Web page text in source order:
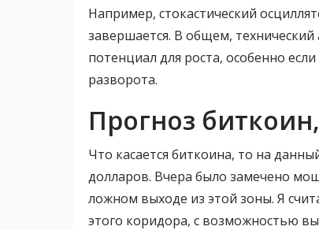
Например, стокастический
завершается. В общем,
потенциал для роста, особенно
разворота.
Прогноз
Что касается биткоина, то на
долларов. Вчера было замечено
ложном выходе из этой зоны. Я
этого коридора, с возможностью